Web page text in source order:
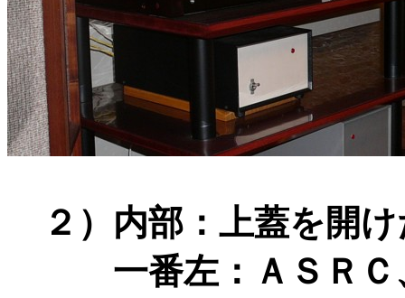
２）内部：上蓋を開け
一番左：ＡＳＲＣ、